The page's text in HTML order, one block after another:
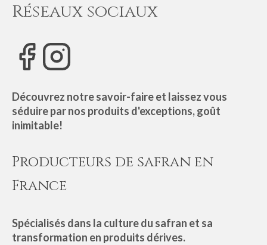
Réseaux sociaux
Découvrez notre savoir-faire et laissez vous
séduire par nos produits d'exceptions, goût
inimitable!
Producteurs de safran en
France
Spécialisés dans la culture du safran et sa
transformation en produits dérives.